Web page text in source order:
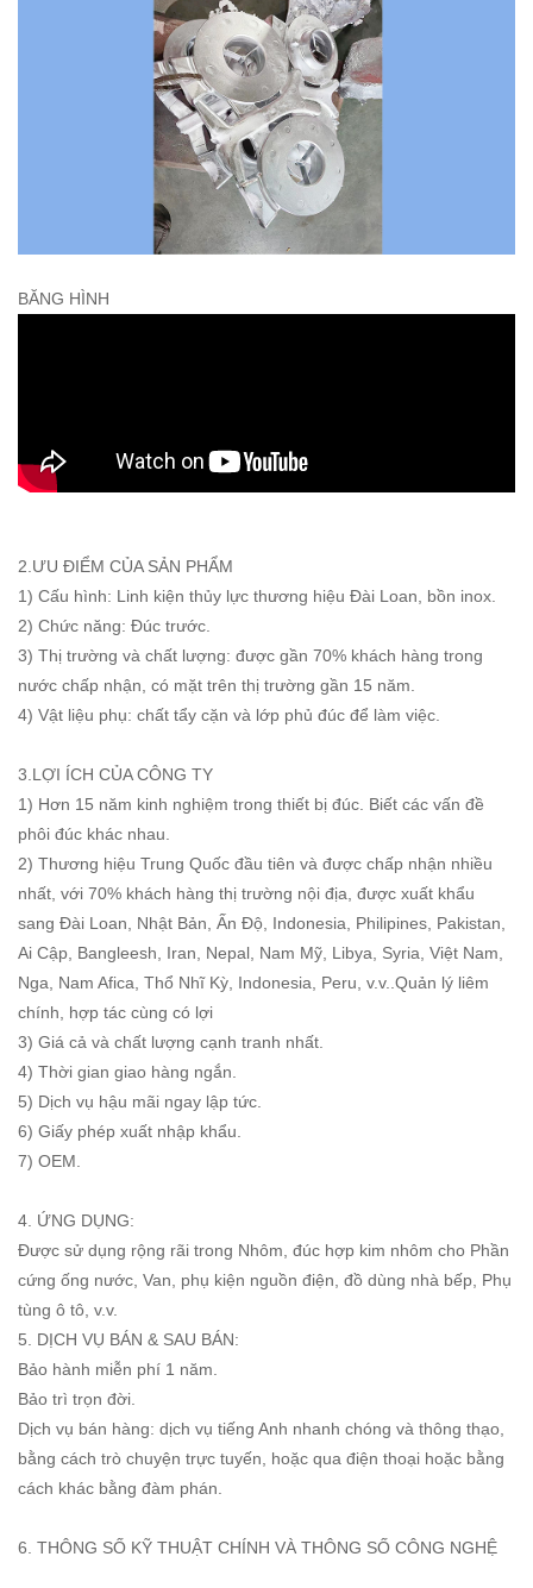
BĂNG HÌNH
2.ƯU ĐIỂM CỦA SẢN PHẨM
1) Cấu hình: Linh kiện thủy lực thương hiệu Đài Loan, bồn inox.
2) Chức năng: Đúc trước.
3) Thị trường và chất lượng: được gần 70% khách hàng trong
nước chấp nhận, có mặt trên thị trường gần 15 năm.
4) Vật liệu phụ: chất tẩy cặn và lớp phủ đúc để làm việc.
3.LỢI ÍCH CỦA CÔNG TY
1) Hơn 15 năm kinh nghiệm trong thiết bị đúc. Biết các vấn đề
phôi đúc khác nhau.
2) Thương hiệu Trung Quốc đầu tiên và được chấp nhận nhiều
nhất, với 70% khách hàng thị trường nội địa, được xuất khẩu
sang Đài Loan, Nhật Bản, Ấn Độ, Indonesia, Philipines, Pakistan,
Ai Cập, Bangleesh, Iran, Nepal, Nam Mỹ, Libya, Syria, Việt Nam,
Nga, Nam Afica, Thổ Nhĩ Kỳ, Indonesia, Peru, v.v..Quản lý liêm
chính, hợp tác cùng có lợi
3) Giá cả và chất lượng cạnh tranh nhất.
4) Thời gian giao hàng ngắn.
5) Dịch vụ hậu mãi ngay lập tức.
6) Giấy phép xuất nhập khẩu.
7) OEM.
4. ỨNG DỤNG:
Được sử dụng rộng rãi trong Nhôm, đúc hợp kim nhôm cho Phần
cứng ống nước, Van, phụ kiện nguồn điện, đồ dùng nhà bếp, Phụ
tùng ô tô, v.v.
5. DỊCH VỤ BÁN & SAU BÁN:
Bảo hành miễn phí 1 năm.
Bảo trì trọn đời.
Dịch vụ bán hàng: dịch vụ tiếng Anh nhanh chóng và thông thạo,
bằng cách trò chuyện trực tuyến, hoặc qua điện thoại hoặc bằng
cách khác bằng đàm phán.
6. THÔNG SỐ KỸ THUẬT CHÍNH VÀ THÔNG SỐ CÔNG NGHỆ